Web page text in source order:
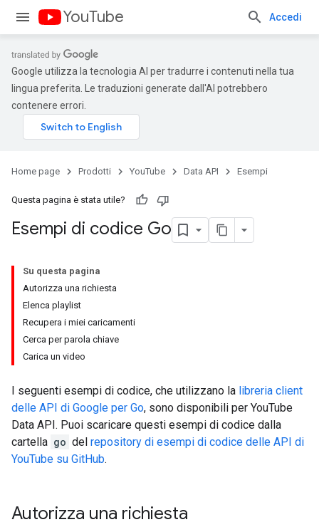
YouTube Accedi
Google utilizza la tecnologia AI per tradurre i contenuti nella tua
lingua preferita. Le traduzioni generate dall'AI potrebbero
contenere errori.
Home page Prodotti YouTube Data API Esempi
Questa pagina è stata utile?
Esempi di codice Go
Su questa pagina
Autorizza una richiesta
Elenca playlist
Recupera i miei caricamenti
Cerca per parola chiave
Carica un video
I seguenti esempi di codice, che utilizzano la libreria client
delle API di Google per Go, sono disponibili per YouTube
Data API. Puoi scaricare questi esempi di codice dalla
cartella go del repository di esempi di codice delle API di
YouTube su GitHub.
Autorizza una richiesta